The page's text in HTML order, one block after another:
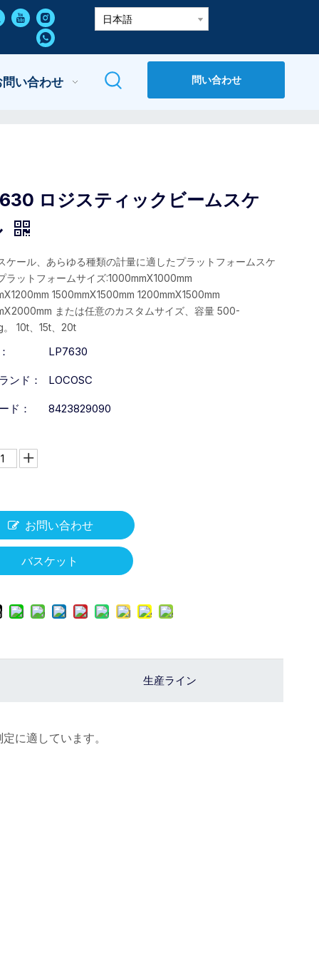
日本語
問い合わせ 問い合わせ
ロジスティックビームスケ
ケール、あらゆる種類の計量に適したプラットフォームスケ
ラットフォームサイズ:1000mmX1000mm
1500mmX1500mm 1200mmX1500mm
または任意のカスタムサイズ、容量 500-
10t、15t、20t
LP7630
ンド： LOCOSC
ド： 8423829090
お問い合わせ
バスケット
生産ライン
に適しています。